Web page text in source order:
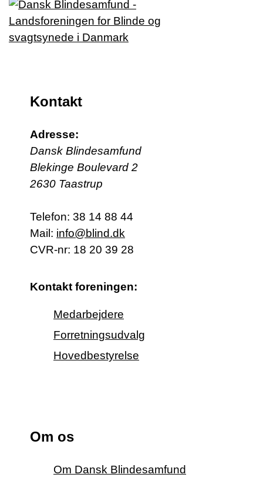
Kontakt
Adresse:
Dansk Blindesamfund
Blekinge Boulevard 2
2630 Taastrup
Telefon: 38 14 88 44
Mail: info@blind.dk
CVR-nr: 18 20 39 28
Kontakt foreningen:
Medarbejdere
Forretningsudvalg
Hovedbestyrelse
Om os
Om Dansk Blindesamfund